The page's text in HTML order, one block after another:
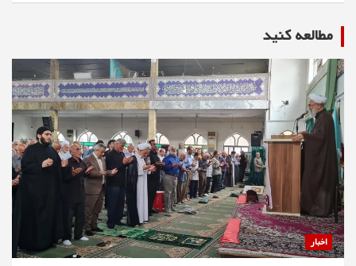
مطالعه كنيد
اخبار